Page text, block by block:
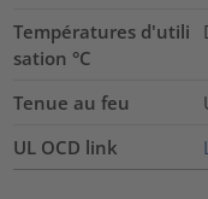
Températures d'utili
sation °C
Tenue au feu
UL OCD link